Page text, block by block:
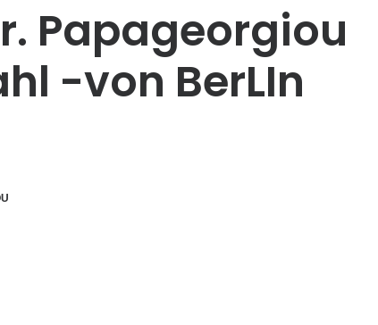
Papageorgiou
-von BerLIn